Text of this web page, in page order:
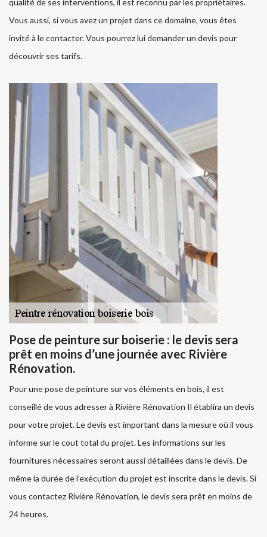
qualité de ses interventions, il est reconnu par les propriétaires.
Vous aussi, si vous avez un projet dans ce domaine, vous êtes
invité à le contacter. Vous pourrez lui demander un devis pour
découvrir ses tarifs.
Pose de peinture sur boiserie : le devis sera
prêt en moins d’une journée avec Rivière
Rénovation.
Pour une pose de peinture sur vos éléments en bois, il est
conseillé de vous adresser à Rivière Rénovation Il établira un devis
pour votre projet. Le devis est important dans la mesure où il vous
informe sur le cout total du projet. Les informations sur les
fournitures nécessaires seront aussi détaillées dans le devis. De
même la durée de l’exécution du projet est inscrite dans le devis. Si
vous contactez Rivière Rénovation, le devis sera prêt en moins de
24 heures.